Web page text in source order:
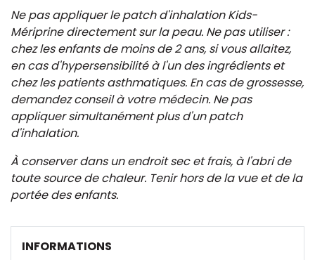
Ne pas appliquer le patch d'inhalation Kids-
Mériprine directement sur la peau. Ne pas utiliser :
chez les enfants de moins de 2 ans, si vous allaitez,
en cas d'hypersensibilité à l'un des ingrédients et
chez les patients asthmatiques. En cas de grossesse,
demandez conseil à votre médecin. Ne pas
appliquer simultanément plus d'un patch
d'inhalation.
À conserver dans un endroit sec et frais, à l'abri de
toute source de chaleur. Tenir hors de la vue et de la
portée des enfants.
INFORMATIONS